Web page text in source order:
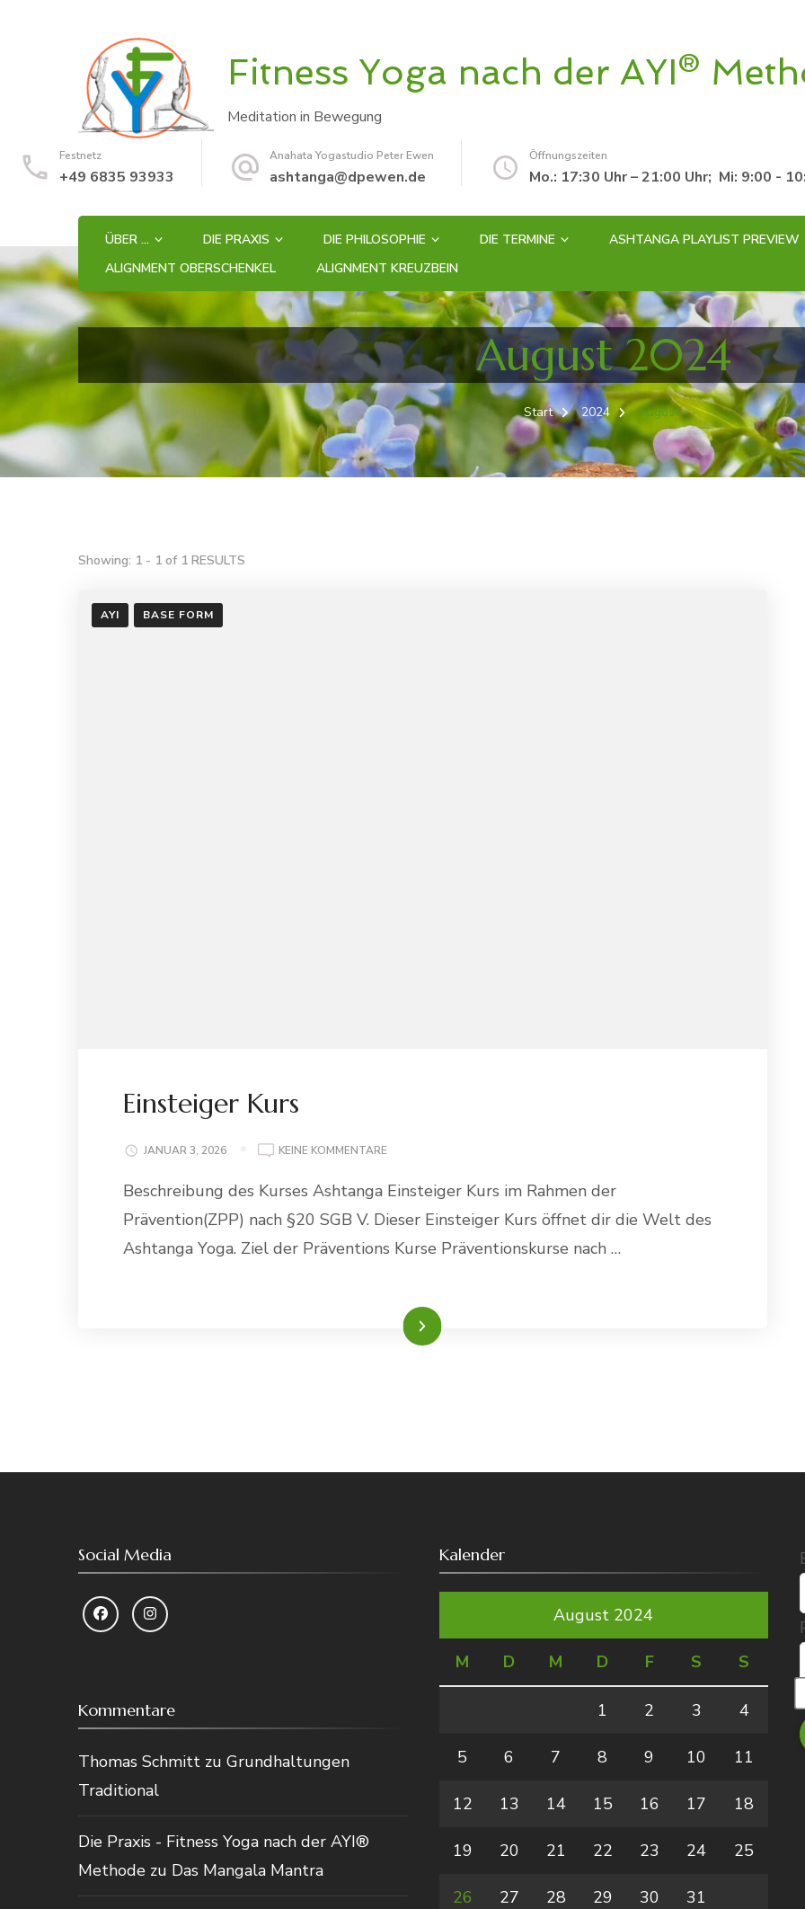
Fitness Yoga nach der AYI®
Meditation in Bewegung
Festnetz
+49 6835 93933
Anahata Yogastudio Peter Ewen
ashtanga@dpewen.de
Öffnungszeiten
Mo.: 17:30 Uhr – 21:00 Uhr; Mi: 9:00 -
ÜBER … DIE PRAXIS DIE PHILOSOPHIE DIE TERMINE ASHTANGA PLAYLIST PREVIEW
ALIGNMENT OBERSCHENKEL
ALIGNMENT KREUZBEIN
August 2024
Start 2024 August
Showing: 1 - 1 of 1 RESULTS
AYI BASE FORM
Einsteiger Kurs
JANUAR 3, 2026 KEINE KOMMENTAREZU
KURS
Beschreibung des Kurses Ashtanga Einsteiger Kurs im Rahmen der
Prävention(ZPP) nach §20 SGB V. Dieser Einsteiger Kurs öffnet dir die Welt des
Ashtanga Yoga. Ziel der Präventions Kurse Präventionskurse nach …
Weiterlesen
Social Media
Kommentare
Thomas Schmitt zu Grundhaltungen
Traditional
Die Praxis - Fitness Yoga nach der AYI®
Methode zu Das Mangala Mantra
Kalender
August 2024
M D M D F S S
1 2 3 4
5 6 7 8 9 10 11
12 13 14 15 16 17 18
19 20 21 22 23 24 25
26 27 28 29 30
31